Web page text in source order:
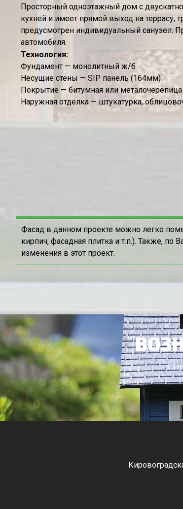
Просторный одноэтажный дом с
кухней и имеет прямой выход на террасу,
предусмотрен индивидуальный санузел.
автомобиля.
Технология:
Фундамент — монолитный ж/б
Несущие стены — SIP панель (164мм)
Покрытие — битумная или металочерепица
Наружная отделка — штукатурка,
Фасад в данном проекте можно легко
кирпич, фасадная плитка и т.п.). Также,
изменения в этот проект.
Черкасская